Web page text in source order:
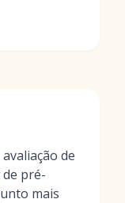
de
pré-
mais